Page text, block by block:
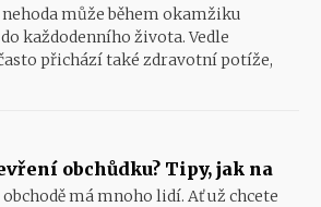
může během okamžiku
každodenního života. Vedle
přichází také zdravotní potíže,
obchůdku? Tipy, jak na
má mnoho lidí. Ať už chcete